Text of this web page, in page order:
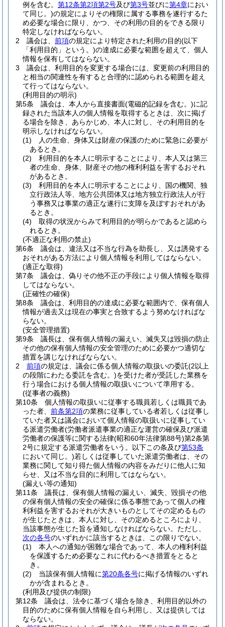
例を含む。 第12条第2項第2号及び第3号並びに第4章におい
て同じ。)の規定によりその権限に属する事務を遂行するた
め必要な場合に限り、かつ、その利用の目的をできる限り
特定しなければならない。
2
議会は、 前項の規定により特定された利用の目的(以下
「利用目的」という。)の達成に必要な範囲を超えて、個人
情報を保有してはならない。
3
議会は、利用目的を変更する場合には、変更前の利用目的
と相当の関連性を有すると合理的に認められる範囲を超え
て行ってはならない。
(利用目的の明示)
第5条
議会は、本人から直接書面(電磁的記録を含む。)に記
録された当該本人の個人情報を取得するときは、次に掲げ
る場合を除き、あらかじめ、本人に対し、その利用目的を
明示しなければならない。
(1)
人の生命、身体又は財産の保護のために緊急に必要が
あるとき。
(2)
利用目的を本人に明示することにより、本人又は第三
者の生命、身体、財産その他の権利利益を害するおそれ
があるとき。
(3)
利用目的を本人に明示することにより、国の機関、独
立行政法人等、地方公共団体又は地方独立行政法人が行
う事務又は事業の適正な遂行に支障を及ぼすおそれがあ
るとき。
(4)
取得の状況からみて利用目的が明らかであると認めら
れるとき。
(不適正な利用の禁止)
第6条
議会は、違法又は不当な行為を助長し、又は誘発する
おそれがある方法により個人情報を利用してはならない。
(適正な取得)
第7条
議会は、偽りその他不正の手段により個人情報を取得
してはならない。
(正確性の確保)
第8条
議会は、利用目的の達成に必要な範囲内で、保有個人
情報が過去又は現在の事実と合致するよう努めなければな
らない。
(安全管理措置)
第9条
議長は、保有個人情報の漏えい、滅失又は毀損の防止
その他の保有個人情報の安全管理のために必要かつ適切な
措置を講じなければならない。
2
前項の規定は、議会に係る個人情報の取扱いの委託(2以上
の段階にわたる委託を含む。)を受けた者が受託した業務を
行う場合における個人情報の取扱いについて準用する。
(従事者の義務)
第10条
個人情報の取扱いに従事する職員若しくは職員であ
った者、 前条第2項の業務に従事している者若しくは従事し
ていた者又は議会において個人情報の取扱いに従事してい
る派遣労働者(労働者派遣事業の適正な運営の確保及び派遣
労働者の保護等に関する法律(昭和60年法律第88号)第2条第
2号に規定する派遣労働者をいう。以下この条及び第53条
において同じ。)若しくは従事していた派遣労働者は、その
業務に関して知り得た個人情報の内容をみだりに他人に知
らせ、又は不当な目的に利用してはならない。
(漏えい等の通知)
第11条
議長は、保有個人情報の漏えい、滅失、毀損その他
の保有個人情報の安全の確保に係る事態であって個人の権
利利益を害するおそれが大きいものとしてその定めるもの
が生じたときは、本人に対し、その定めるところにより、
当該事態が生じた旨を通知しなければならない。 ただし、
次の各号のいずれかに該当するときは、この限りでない。
(1)
本人への通知が困難な場合であって、本人の権利利益
を保護するため必要なこれに代わるべき措置をとると
き。
(2)
当該保有個人情報に第20条各号に掲げる情報のいずれ
かが含まれるとき。
(利用及び提供の制限)
第12条
議会は、法令に基づく場合を除き、利用目的以外の
目的のために保有個人情報を自ら利用し、又は提供しては
ならない。